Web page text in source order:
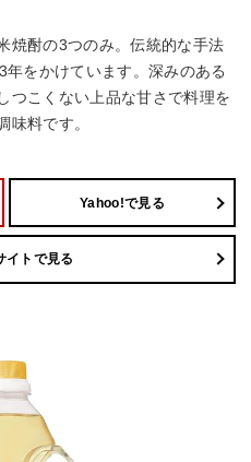
焼酎の3つのみ。伝統的な手法
をかけています。深みのある
つこくない上品な甘さで料理を
味料です。
Yahoo!で見る
イトで見る